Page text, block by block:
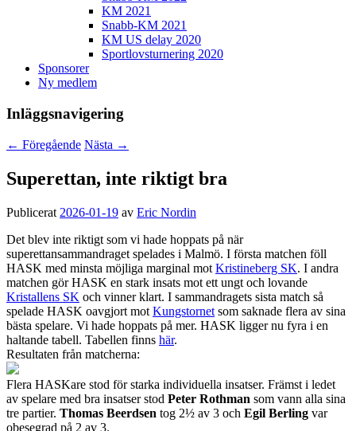
KM 2021
Snabb-KM 2021
KM US delay 2020
Sportlovsturnering 2020
Sponsorer
Ny medlem
Inläggsnavigering
← Föregående Nästa →
Superettan, inte riktigt bra
Publicerat 2026-01-19 av Eric Nordin
Det blev inte riktigt som vi hade hoppats på när
superettansammandraget spelades i Malmö. I första matchen föll
HASK med minsta möjliga marginal mot Kristineberg SK. I andra
matchen gör HASK en stark insats mot ett ungt och lovande
Kristallens SK och vinner klart. I sammandragets sista match så
spelade HASK oavgjort mot Kungstornet som saknade flera av sina
bästa spelare. Vi hade hoppats på mer. HASK ligger nu fyra i en
haltande tabell. Tabellen finns här.
Resultaten från matcherna:
Flera HASKare stod för starka individuella insatser. Främst i ledet
av spelare med bra insatser stod Peter Rothman som vann alla sina
tre partier. Thomas Beerdsen tog 2½ av 3 och Egil Berling var
obesegrad på 2 av 3.